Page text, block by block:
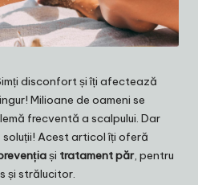
disconfort și îți afectează
Milioane de oameni se
frecventă a scalpului. Dar
Acest articol îți oferă
și tratament păr, pentru
și strălucitor.